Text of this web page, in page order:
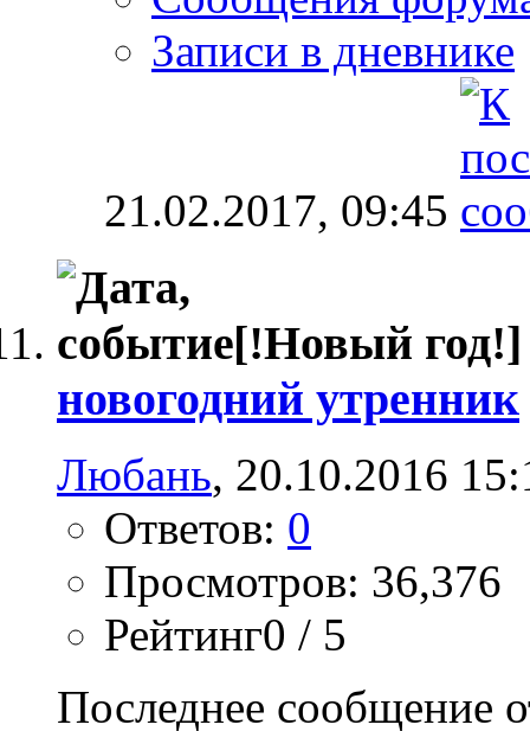
Записи в дневнике
21.02.2017, 09:45
[!Новый год!]
новогодний утренник
Любань, 20.10.2016
Ответов: 0
Просмотров: 36,376
Рейтинг0 / 5
Последнее сообщение